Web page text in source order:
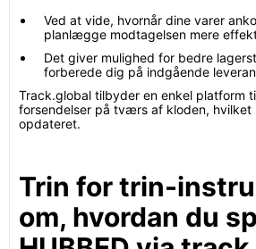
Ved at vide, hvornår dine varer
planlægge modtagelsen mere
Det giver mulighed for bedre
forberede dig på indgående
Track.global tilbyder en enkel platform
forsendelser på tværs af kloden, hvilket
opdateret.
Trin for trin-
om, hvordan du